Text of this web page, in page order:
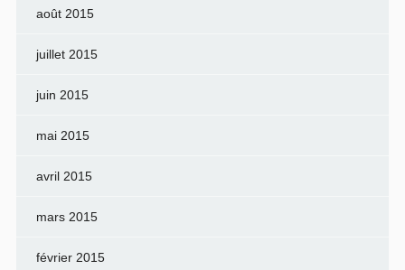
août 2015
juillet 2015
juin 2015
mai 2015
avril 2015
mars 2015
février 2015